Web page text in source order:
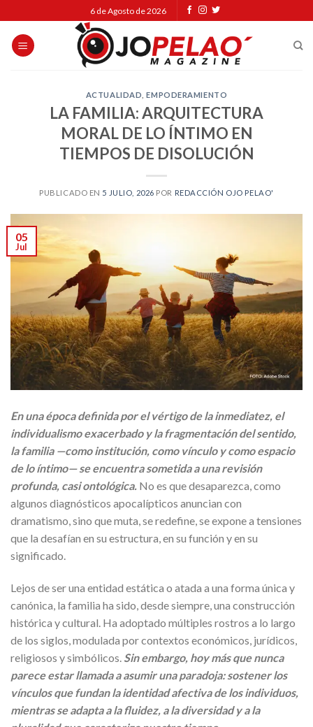
to
content
6 de Agosto de 2026
ACTUALIDAD ,EMPODERAMIENTO
LA FAMILIA: ARQUITECTURA
MORAL DE LO ÍNTIMO EN
TIEMPOS DE DISOLUCIÓN
PUBLICADO EN 5 JULIO, 2026 POR REDACCIÓN OJO PELAO'
05
Jul
En una época definida por el vértigo de la inmediatez, el
individualismo exacerbado y la fragmentación del sentido,
la familia —como institución, como vínculo y como espacio
de lo íntimo— se encuentra sometida a una revisión
profunda, casi ontológica. No es que desaparezca, como
algunos diagnósticos apocalípticos anuncian con
dramatismo, sino que muta, se redefine, se expone a tensiones
que la desafían en su estructura, en su función y en su
significado.
Lejos de ser una entidad estática o atada a una forma única y
canónica, la familia ha sido, desde siempre, una construcción
histórica y cultural. Ha adoptado múltiples rostros a lo largo
de los siglos, modulada por contextos económicos, jurídicos,
religiosos y simbólicos. Sin embargo, hoy más que nunca
parece estar llamada a asumir una paradoja: sostener los
vínculos que fundan la identidad afectiva de los individuos,
mientras se adapta a la fluidez, a la diversidad y a la